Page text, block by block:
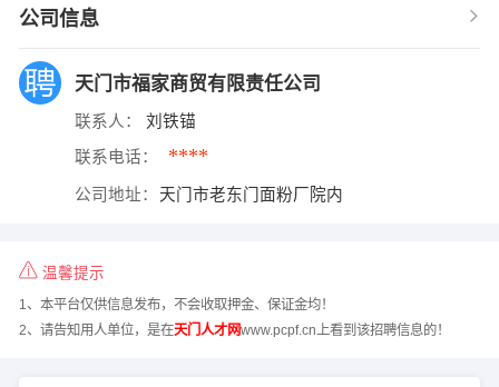
公司信息
天门市福家商贸有限责任公司
联系人： 刘铁锚
联系电话： ****
公司地址： 天门市老东门面粉厂院内
温馨提示
1、本平台仅供信息发布，不会收取押金、保证金均！
2、请告知用人单位，是在天门人才网www.pcpf.cn上看到该招聘信息的！